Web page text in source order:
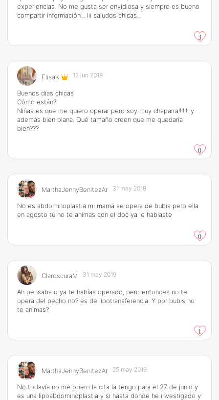
experiencias. No me gusta ser envidiosa y siempre es bueno
compartir información... Iii saludos chicas..
3
ElisaK 12 jun 2019
Buenos días chicas
Cómo están?
Niñas es que me quiero operar pero soy muy chaparra!!!!!!! y
además bien plana. Qué tamaño creen que me quedaría
bien???
0
MarthaJennyBenitezAr 31 may 2019
No es abdominoplastia mi mamá se opera de bubis pero ella
en agosto tú no te animas con el doc ya le hablaste
0
ClaroscuraM 31 may 2019
Ah pensaba q ya te habías operado, pero entonces no te
opera del pecho no? es de lipotransferencia. Y por bubis no
te animas?
1
MarthaJennyBenitezAr 25 may 2019
No todavía no me opero la cita la tengo para el 27 de junio y
es una lipoabdominoplastia y si hasta donde he investigado y